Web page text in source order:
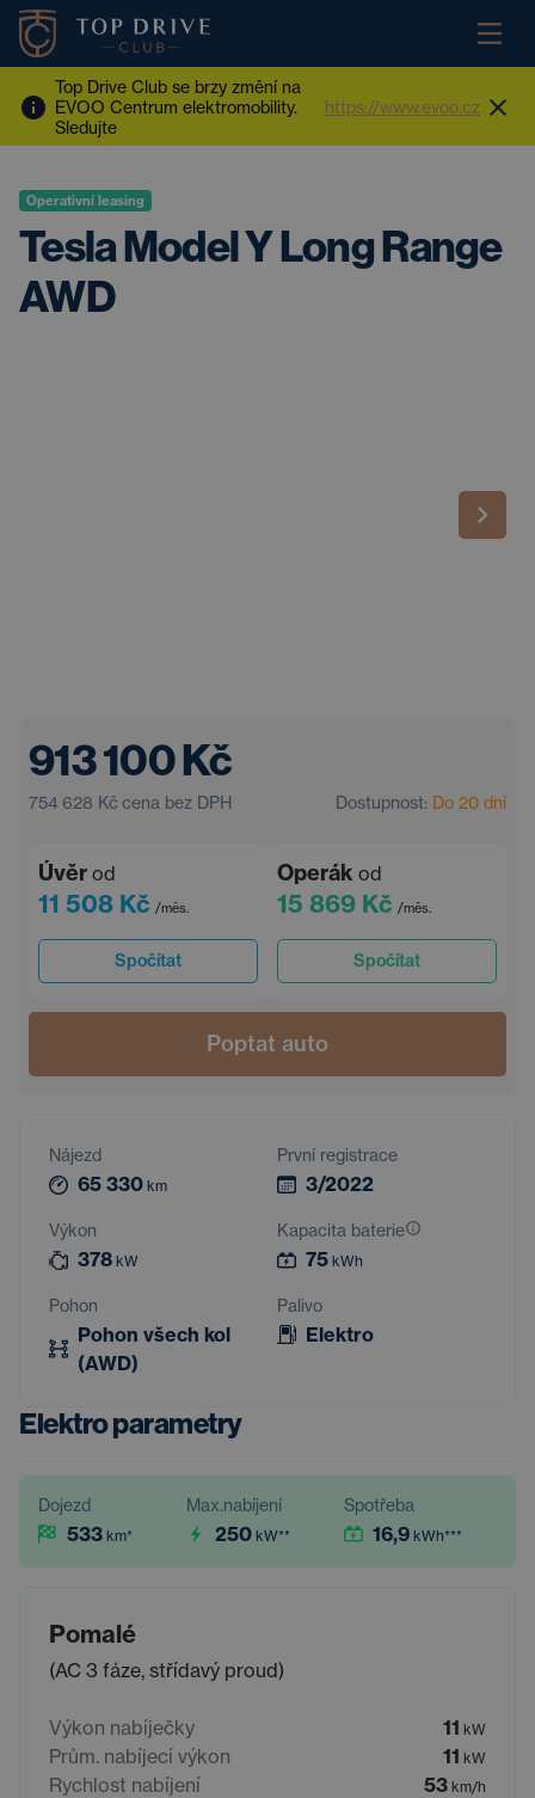
Top Drive Club se brzy změní na
EVOO Centrum elektromobility.
Sledujte
https://www.evoo.cz
Operativní leasing
Tesla Model Y Long Range
AWD
913 100 Kč
754 628 Kč cena bez DPH Dostupnost: Do 20 dní
Úvěr od
11 508 Kč /měs.
Spočítat
Operák od
15 869 Kč /měs.
Spočítat
Poptat auto
Nájezd
65 330 km
První registrace
3/2022
Výkon
378 kW
Kapacita baterie
75 kWh
Pohon
Pohon všech kol
(AWD)
Palivo
Elektro
Elektro parametry
Dojezd
533 km*
Max.nabíjení
250 kW**
Spotřeba
16,9 kWh***
Pomalé
(AC 3 fáze, střídavý proud)
Výkon nabíječky 11 kW
Prům. nabíjecí výkon 11 kW
Rychlost nabíjení 53 km/h